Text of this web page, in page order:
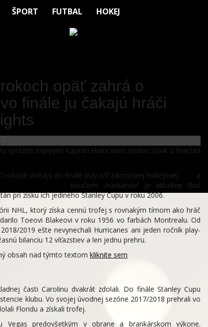
ŠPORT FUTBAL HOKEJ
opäť zahrá o
finále ju čakajú hráči
výrazne ovplyvniť kapitán Hurricanes Jordan Staal či hviezda
rokoch vracajú do finále play-off zámorskej hokejovej
a
. Koučom „hurikánov“ je aktuálne Rod
pri zisku ich jediného Stanley Cupu v roku 2006.
NHL, ktorý získa cennú trofej s rovnakým tímom ako hráč
Toeovi Blakeovi v roku 1956 vo farbách Montrealu. Od
2019 ešte nevynechali Hurricanes ani jeden ročník play-
bilanciu 12 víťazstiev a len jednu prehru.
obsah nad týmto textom kliknite sem
časti Carolinu dvakrát zdolali. Do finále Stanley Cupu
klubu. Vo svojej úvodnej sezóne 2017/2018 prehrali vo
Floridu a získali trofej.
Vegas predovšetkým v obrane a brankárskom výkone.